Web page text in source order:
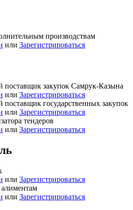
производствам
или Зарегистрироваться
поставщик закупок Самрук-Казына
или Зарегистрироваться
поставщик государственных закупок
или Зарегистрироваться
тендеров
или Зарегистрироваться
или Зарегистрироваться
или Зарегистрироваться